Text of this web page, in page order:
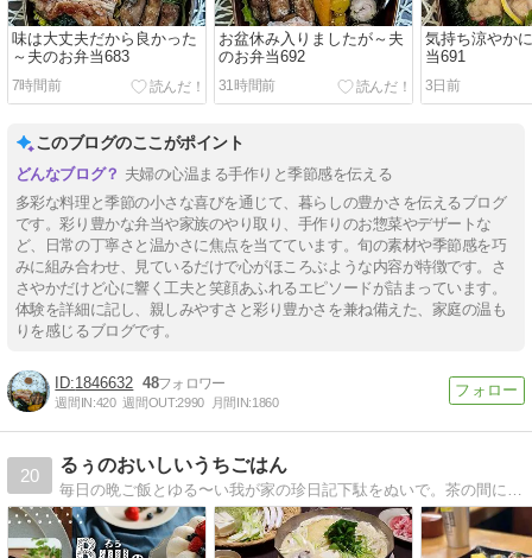
味は大丈夫だから良かった
～夫のお弁当683
7時間前
お盆休み入りましたが～夫
のお弁当692
31時間前
気持ち涼やか
当691
3日前
このブログのここがポイント
夫婦の心温まる手作りと季節感を伝える
多彩な料理と季節の小さな喜びを通じて、暮らしの豊かさを伝えるブログ
です。彩り豊かな弁当や家族のやり取り、手作りのお惣菜やデザートな
ど、日常の丁寧さと温かさに焦点を当てています。旬の素材や季節感を巧
みに組み合わせ、見ているだけで心がほころぶような内容が特徴です。さ
さやかだけど心に響く工夫と笑顔あふれるエピソードが詰まっています。
体験を詳細に記し、親しみやすさと彩り豊かさを兼ね備えた、家庭の温も
りを感じるブログです。
1846632 48
週間IN:420 週間OUT:2990 月間IN:1860
20
るぅのおいしいうちごはん